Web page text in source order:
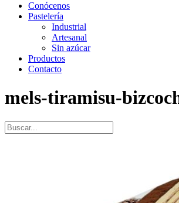
Conócenos
Pastelería
Industrial
Artesanal
Sin azúcar
Productos
Contacto
mels-tiramisu-